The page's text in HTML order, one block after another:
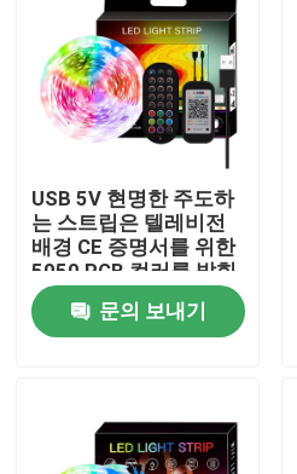
집
USB 5V 현명한 주도하
는 스트립은 텔레비전
배경 CE 증명서를 위한
5050 RGB 컬러를 밝힙
니다
문의 보내기